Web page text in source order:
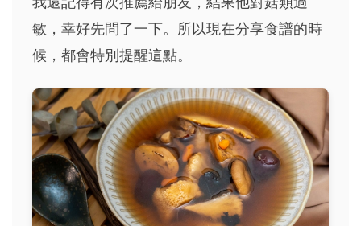
敏，幸好先問了一下。所以現在分享食譜的時
候，都會特別提醒這點。